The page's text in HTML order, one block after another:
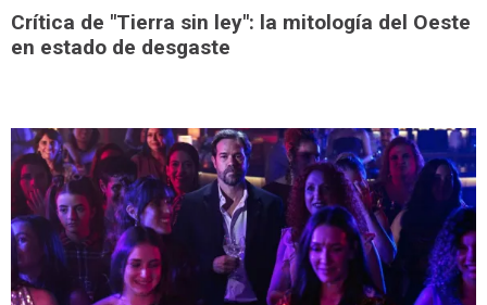
Crítica de "Tierra sin ley": la mitología del Oeste
en estado de desgaste